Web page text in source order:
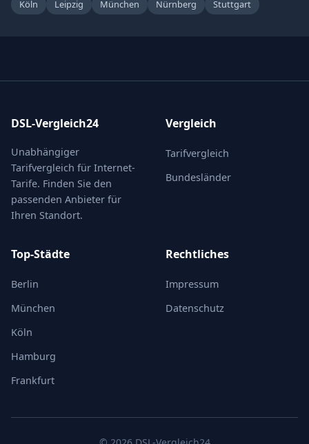
Köln
Leipzig München Nürnberg Stuttgart
DSL-Vergleich24
Unabhängiger
Tarifvergleich für Internet-
Tarife. Finden Sie den
passenden Anbieter für
Ihren Standort.
Vergleich
Tarifvergleich
Bundesländer
Top-Städte
Berlin
München
Köln
Hamburg
Frankfurt
Rechtliches
Impressum
Datenschutz